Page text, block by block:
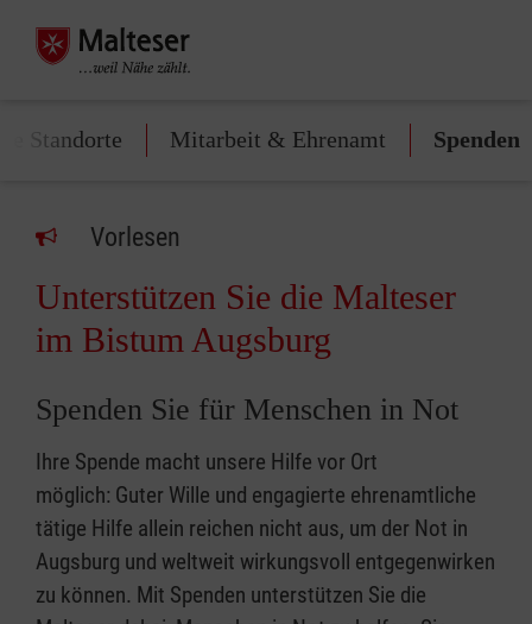
Standorte Mitarbeit & Ehrenamt Spenden
Vorlesen
Unterstützen Sie die Malteser
im Bistum Augsburg
Spenden Sie für Menschen in Not
Ihre Spende macht unsere Hilfe vor Ort
möglich: Guter Wille und engagierte ehrenamtliche
tätige Hilfe allein reichen nicht aus, um der Not in
Augsburg und weltweit wirkungsvoll entgegenwirken
zu können. Mit Spenden unterstützen Sie die